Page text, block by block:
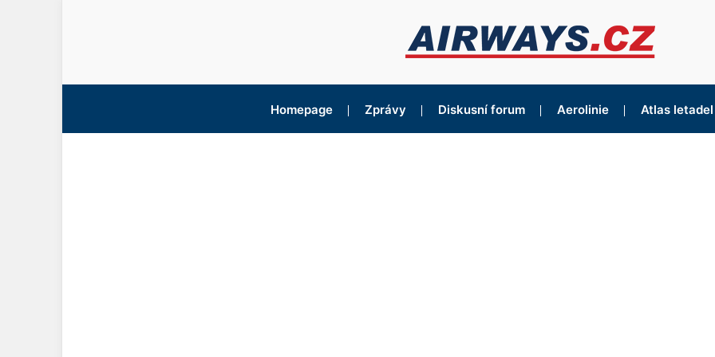
Homepage Zprávy Diskusní forum Aerolinie Atlas letadel